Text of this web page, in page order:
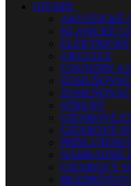
GITARY
AKUSTICKÉ
KLASICKÉ
UKULELE
COUNTRY A
STRUNY
GITAROVÉ
GITAROVÉ
NÁHRADNÉ
GITAROVÝ